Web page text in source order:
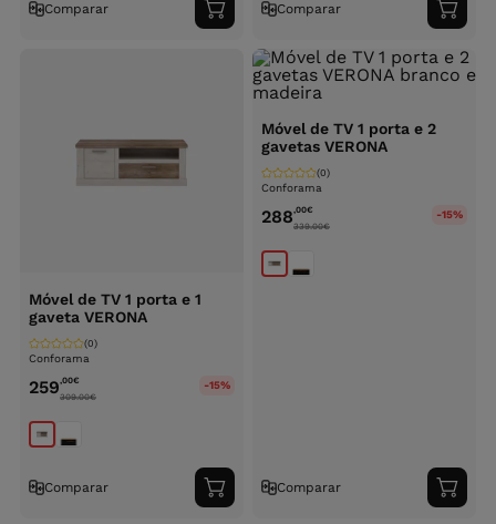
Comparar
Adicionar
ao
carrinho
Comparar
ao
Móvel de TV 1 porta e 1
gaveta VERONA
Conforama
(0)
259,00€
309.00€
-15%
Comparar
Adicionar
ao
Móvel de TV 1 porta e 2
gavetas VERONA
Conforama
(0)
288,00€
339.00€
-15%
Comparar
ao